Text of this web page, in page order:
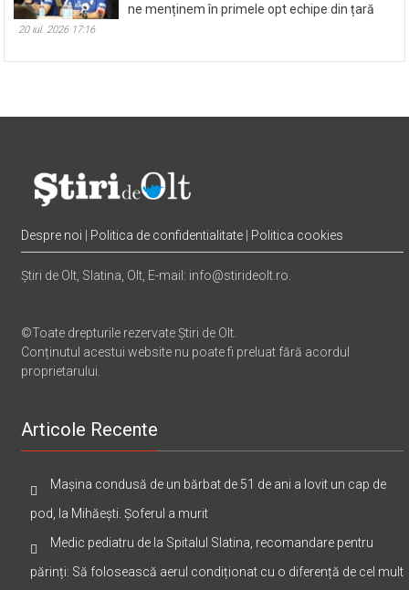
ne menținem în primele opt echipe din țară
20 iul. 2026 17:16
Despre noi Politica de confidentialitate Politica cookies
Știri de Olt, Slatina, Olt, E-mail: info@stirideolt.ro.
©Toate drepturile rezervate Știri de Olt.
Conținutul acestui website nu poate fi preluat fără acordul
proprietarului.
Articole Recente
Mașina condusă de un bărbat de 51 de ani a lovit un cap de
pod, la Mihăești. Șoferul a murit
Medic pediatru de la Spitalul Slatina, recomandare pentru
părinți: Să folosească aerul condiționat cu o diferență de cel mult